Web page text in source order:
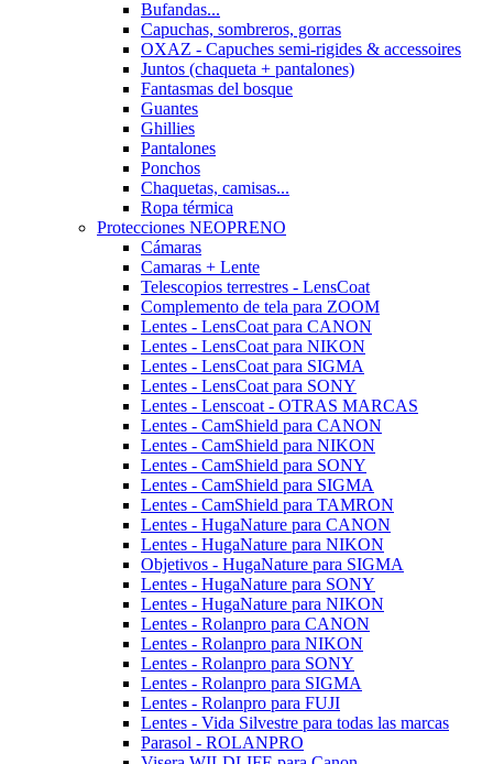
Bufandas...
Capuchas, sombreros, gorras
OXAZ - Capuches semi-rigides & accessoires
Juntos (chaqueta + pantalones)
Fantasmas del bosque
Guantes
Ghillies
Pantalones
Ponchos
Chaquetas, camisas...
Ropa térmica
Protecciones NEOPRENO
Cámaras
Camaras + Lente
Telescopios terrestres - LensCoat
Complemento de tela para ZOOM
Lentes - LensCoat para CANON
Lentes - LensCoat para NIKON
Lentes - LensCoat para SIGMA
Lentes - LensCoat para SONY
Lentes - Lenscoat - OTRAS MARCAS
Lentes - CamShield para CANON
Lentes - CamShield para NIKON
Lentes - CamShield para SONY
Lentes - CamShield para SIGMA
Lentes - CamShield para TAMRON
Lentes - HugaNature para CANON
Lentes - HugaNature para NIKON
Objetivos - HugaNature para SIGMA
Lentes - HugaNature para SONY
Lentes - HugaNature para NIKON
Lentes - Rolanpro para CANON
Lentes - Rolanpro para NIKON
Lentes - Rolanpro para SONY
Lentes - Rolanpro para SIGMA
Lentes - Rolanpro para FUJI
Lentes - Vida Silvestre para todas las marcas
Parasol - ROLANPRO